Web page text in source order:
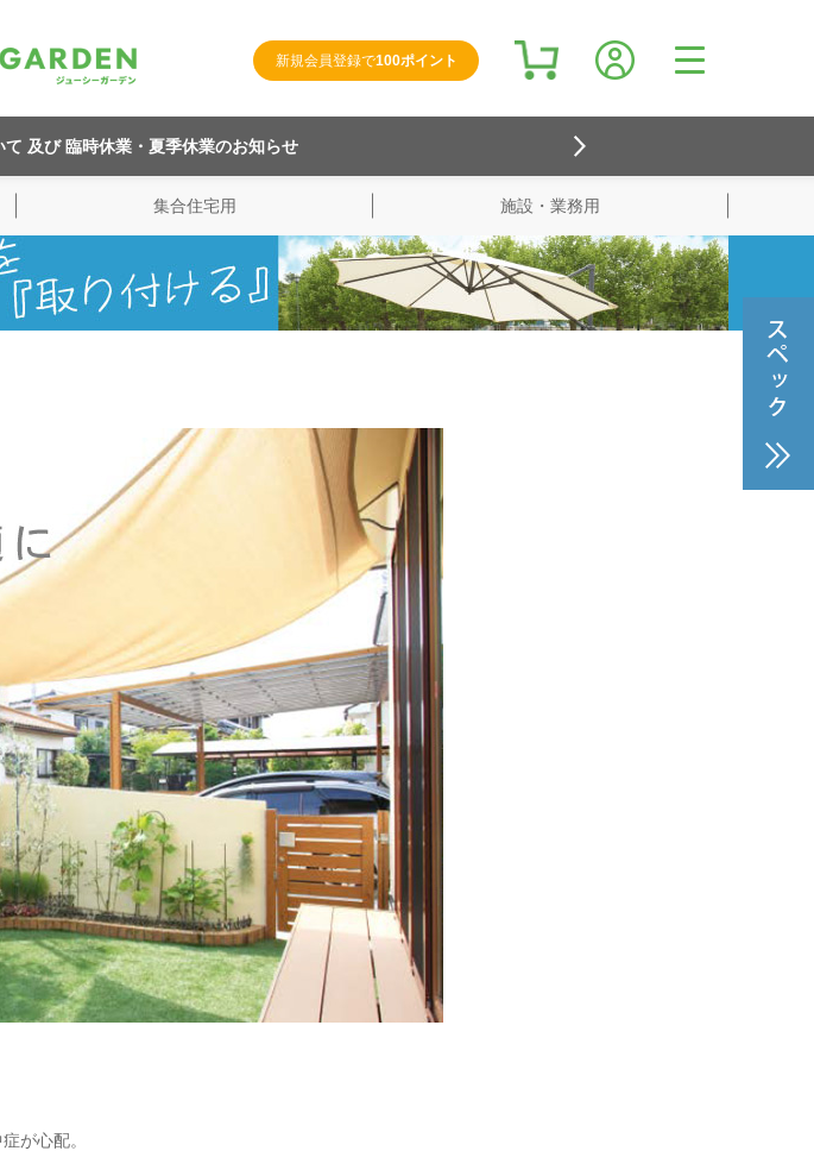
新規会員登録で100ポイント
検索
及び 臨時休業・夏季休業のお知らせ
集合住宅用 施設・業務用
が心配。